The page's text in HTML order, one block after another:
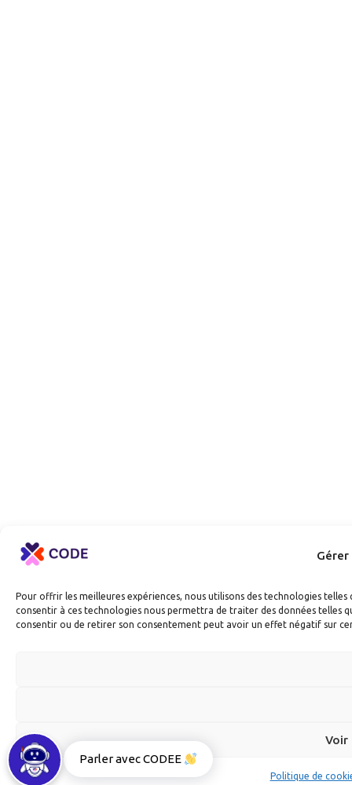
Pour offrir les meilleures expériences, nous utilisons des technologies
consentir à ces technologies nous permettra de traiter des données telles
consentir ou de retirer son consentement peut avoir un effet négatif sur
Voir
Politique de
Parler avec CODEE